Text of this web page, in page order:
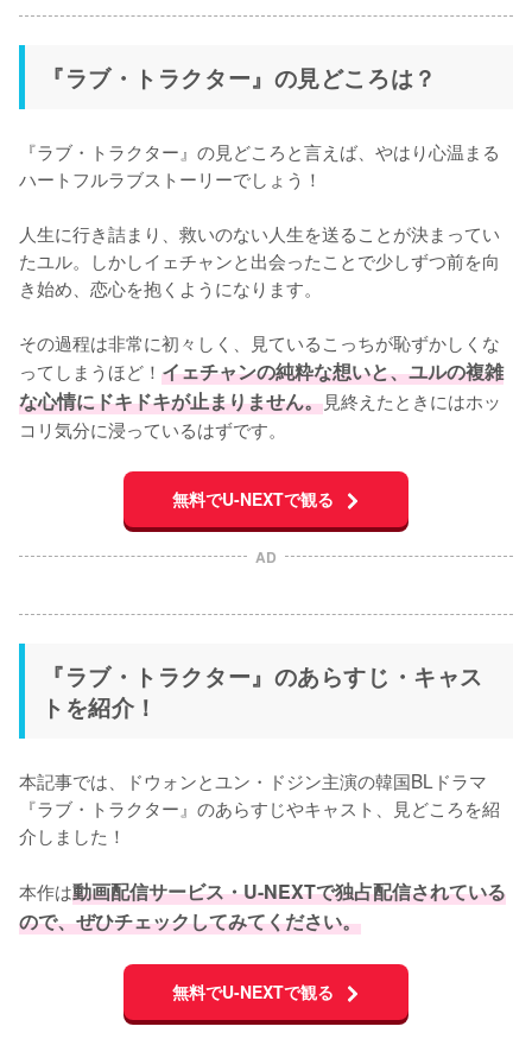
『ラブ・トラクター』の見どころは？
『ラブ・トラクター』の見どころと言えば、やはり心温まる
ハートフルラブストーリーでしょう！
人生に行き詰まり、救いのない人生を送ることが決まってい
たユル。しかしイェチャンと出会ったことで少しずつ前を向
き始め、恋心を抱くようになります。
その過程は非常に初々しく、見ているこっちが恥ずかしくな
ってしまうほど！ イェチャンの純粋な想いと、ユルの複雑
な心情にドキドキが止まりません。見終えたときにはホッ
コリ気分に浸っているはずです。
無料でU-NEXTで観る
AD
『ラブ・トラクター』のあらすじ・キャス
トを紹介！
本記事では、ドウォンとユン・ドジン主演の韓国BLドラマ
『ラブ・トラクター』のあらすじやキャスト、見どころを紹
介しました！
本作は動画配信サービス・U-NEXTで独占配信されている
ので、ぜひチェックしてみてください。
無料でU-NEXTで観る